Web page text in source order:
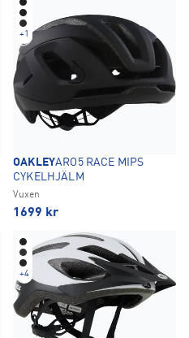
+1
OAKLEYARO5 RACE MIPS
CYKELHJÄLM
Vuxen
1699 kr
+4